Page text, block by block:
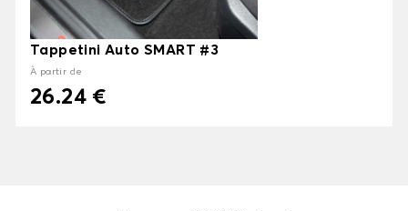
Tappetini Auto SMART #3
À partir de
26.24 €